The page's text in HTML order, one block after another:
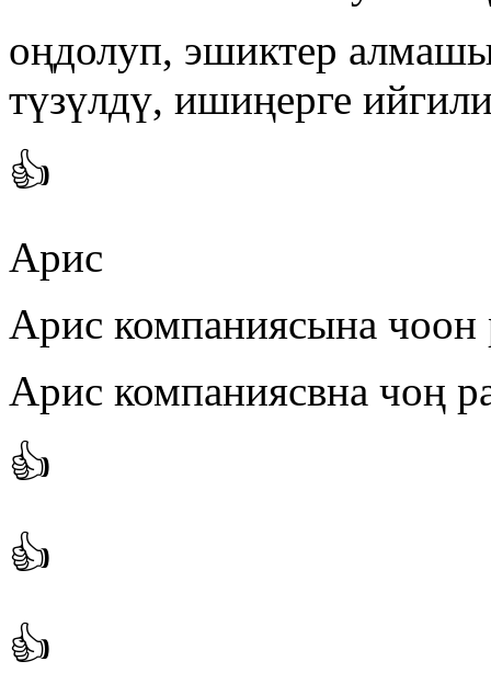
оңдолуп, эшиктер
түзүлдү, ишиңерге
👍
Арис
Арис компаниясына чоон
Арис компаниясвна чоң
👍
👍
👍